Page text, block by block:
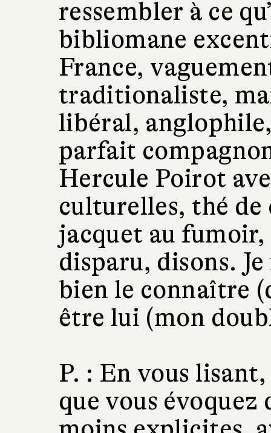
ressembler à ce
bibliomane
France,
traditionaliste,
libéral,
parfait
Hercule Poirot
culturelles, thé de
jacquet au
disparu, disons. Je
bien le connaître
être lui (mon
P. : En vous
que vous évoquez